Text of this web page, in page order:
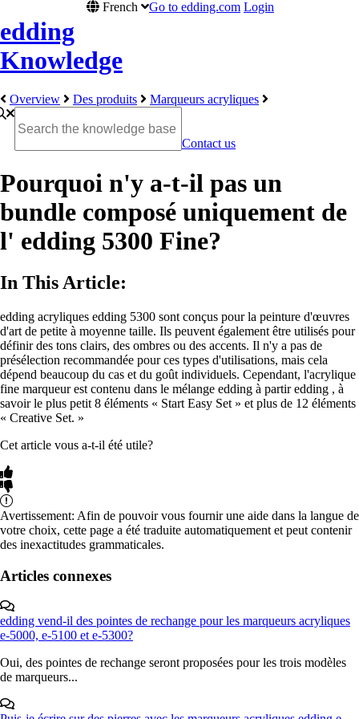
edding
Knowledge
French Go to edding.com Login
Overview Des produits Marqueurs acryliques
Contact us
Pourquoi n'y a-t-il pas un
bundle composé uniquement de
l' edding 5300 Fine?
In This Article:
edding acryliques edding 5300 sont conçus pour la peinture d'œuvres
d'art de petite à moyenne taille. Ils peuvent également être utilisés pour
définir des tons clairs, des ombres ou des accents. Il n'y a pas de
présélection recommandée pour ces types d'utilisations, mais cela
dépend beaucoup du cas et du goût individuels. Cependant, l'acrylique
fine marqueur est contenu dans le mélange edding à partir edding , à
savoir le plus petit 8 éléments « Start Easy Set » et plus de 12 éléments
« Creative Set. »
Cet article vous a-t-il été utile?
Avertissement: Afin de pouvoir vous fournir une aide dans la langue de
votre choix, cette page a été traduite automatiquement et peut contenir
des inexactitudes grammaticales.
Articles connexes
edding vend-il des pointes de rechange pour les marqueurs acryliques
e-5000, e-5100 et e-5300?
Oui, des pointes de rechange seront proposées pour les trois modèles
de marqueurs...